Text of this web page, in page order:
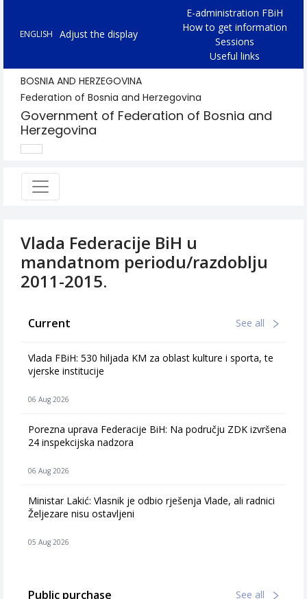
ENGLISH Adjust the display
E-administration FBiH
How to get information
Sessions
Useful links
BOSNIA AND HERZEGOVINA
Federation of Bosnia and Herzegovina
Government of Federation of Bosnia and
Herzegovina
Vlada Federacije BiH u
mandatnom periodu/razdoblju
2011-2015.
Current See all
Vlada FBiH: 530 hiljada KM za oblast kulture i sporta, te
vjerske institucije
06 Aug 2026
Porezna uprava Federacije BiH: Na području ZDK izvršena
24 inspekcijska nadzora
06 Aug 2026
Ministar Lakić: Vlasnik je odbio rješenja Vlade, ali radnici
Željezare nisu ostavljeni
05 Aug 2026
Public purchase See all